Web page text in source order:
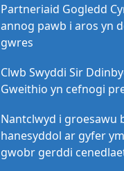
Partneriaid Gogledd
annog pawb i aros yn
gwres
Clwb Swyddi Sir
Gweithio yn cefnogi
Nantclwyd i groesawu
hanesyddol ar gyfer
gwobr gerddi